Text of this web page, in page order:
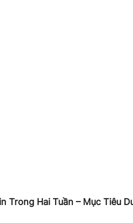
Trong Hai Tuần – Mục Tiêu